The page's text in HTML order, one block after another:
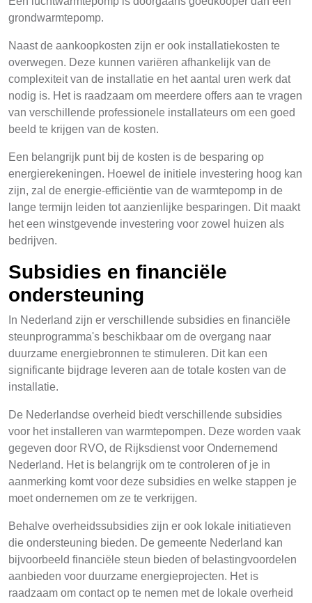
grondwarmtepomp.
Naast de aankoopkosten zijn er ook installatiekosten te
overwegen. Deze kunnen variëren afhankelijk van de
complexiteit van de installatie en het aantal uren werk dat
nodig is. Het is raadzaam om meerdere offers aan te vragen
van verschillende professionele installateurs om een goed
beeld te krijgen van de kosten.
Een belangrijk punt bij de kosten is de besparing op
energierekeningen. Hoewel de initiele investering hoog kan
zijn, zal de energie-efficiëntie van de warmtepomp in de
lange termijn leiden tot aanzienlijke besparingen. Dit maakt
het een winstgevende investering voor zowel huizen als
bedrijven.
Subsidies en financiële
ondersteuning
In Nederland zijn er verschillende subsidies en financiële
steunprogramma's beschikbaar om de overgang naar
duurzame energiebronnen te stimuleren. Dit kan een
significante bijdrage leveren aan de totale kosten van de
installatie.
De Nederlandse overheid biedt verschillende subsidies
voor het installeren van warmtepompen. Deze worden vaak
gegeven door RVO, de Rijksdienst voor Ondernemend
Nederland. Het is belangrijk om te controleren of je in
aanmerking komt voor deze subsidies en welke stappen je
moet ondernemen om ze te verkrijgen.
Behalve overheidssubsidies zijn er ook lokale initiatieven
die ondersteuning bieden. De gemeente Nederland kan
bijvoorbeeld financiële steun bieden of belastingvoordelen
aanbieden voor duurzame energieprojecten. Het is
raadzaam om contact op te nemen met de lokale overheid